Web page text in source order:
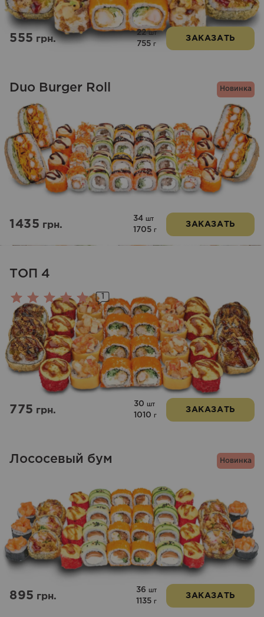
555грн.
22 шт
755 г
ЗАКАЗАТЬ
Новинка
Duo Burger Roll
1435грн.
34 шт
1705 г
ЗАКАЗАТЬ
ТОП 4
Оценка
5.00
из 5
775грн.
30 шт
1010 г
ЗАКАЗАТЬ
Новинка
Лососевый бум
895грн.
36 шт
1135 г
ЗАКАЗАТЬ